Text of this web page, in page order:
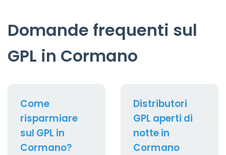
Domande frequenti sul
GPL in Cormano
Come
risparmiare
sul GPL in
Cormano?
Distributori
GPL aperti di
notte in
Cormano